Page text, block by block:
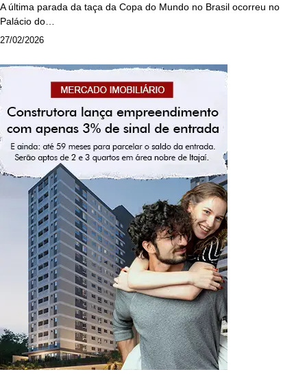
A última parada da taça da Copa do Mundo no Brasil ocorreu no
Palácio do…
27/02/2026